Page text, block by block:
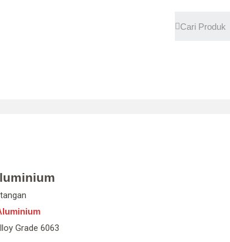
Grade 6063